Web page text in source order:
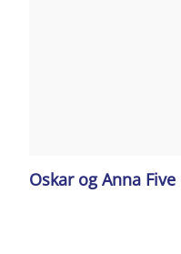
Oskar og Anna Five